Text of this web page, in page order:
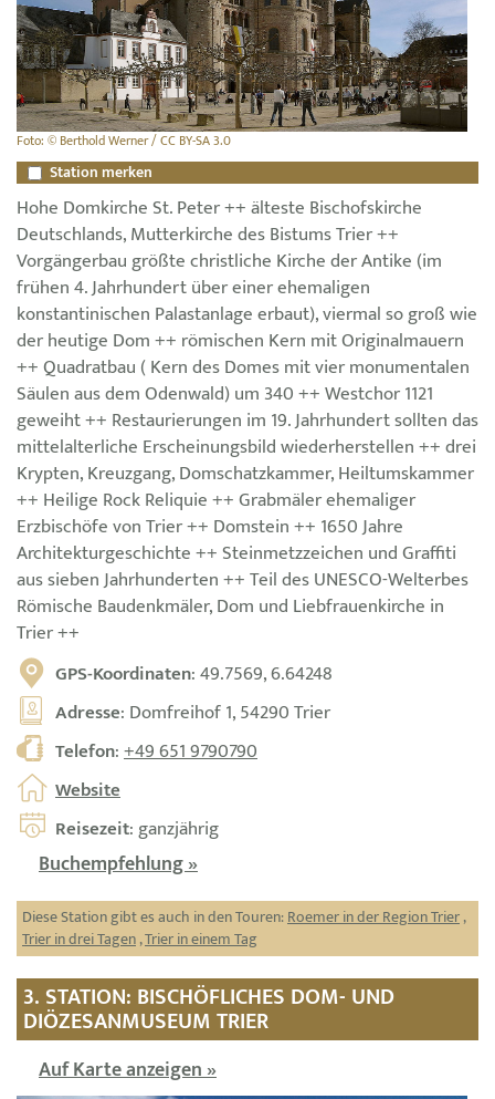
Foto: © Berthold Werner / CC BY-SA 3.0
Station merken
Hohe Domkirche St. Peter ++ älteste Bischofskirche
Deutschlands, Mutterkirche des Bistums Trier ++
Vorgängerbau größte christliche Kirche der Antike (im
frühen 4. Jahrhundert über einer ehemaligen
konstantinischen Palastanlage erbaut), viermal so groß wie
der heutige Dom ++ römischen Kern mit Originalmauern
++ Quadratbau ( Kern des Domes mit vier monumentalen
Säulen aus dem Odenwald) um 340 ++ Westchor 1121
geweiht ++ Restaurierungen im 19. Jahrhundert sollten das
mittelalterliche Erscheinungsbild wiederherstellen ++ drei
Krypten, Kreuzgang, Domschatzkammer, Heiltumskammer
++ Heilige Rock Reliquie ++ Grabmäler ehemaliger
Erzbischöfe von Trier ++ Domstein ++ 1650 Jahre
Architekturgeschichte ++ Steinmetzzeichen und Graffiti
aus sieben Jahrhunderten ++ Teil des UNESCO-Welterbes
Römische Baudenkmäler, Dom und Liebfrauenkirche in
Trier ++
GPS-Koordinaten: 49.7569, 6.64248
Adresse: Domfreihof 1, 54290 Trier
Telefon:+49 651 9790790
Website
Reisezeit: ganzjährig
Buchempfehlung »
Diese Station gibt es auch in den Touren:Roemer in der Region Trier,
Trier in drei Tagen,Trier in einem Tag
3. STATION: BISCHÖFLICHES DOM- UND
DIÖZESANMUSEUM TRIER
Auf Karte anzeigen »